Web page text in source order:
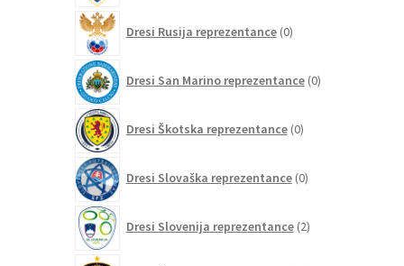
Dresi Rusija reprezentance 0izdelkov
Dresi San Marino reprezentance 0izdelkov
Dresi Škotska reprezentance 0izdelkov
Dresi Slovaška reprezentance 0izdelkov
Dresi Slovenija reprezentance 2izdelka